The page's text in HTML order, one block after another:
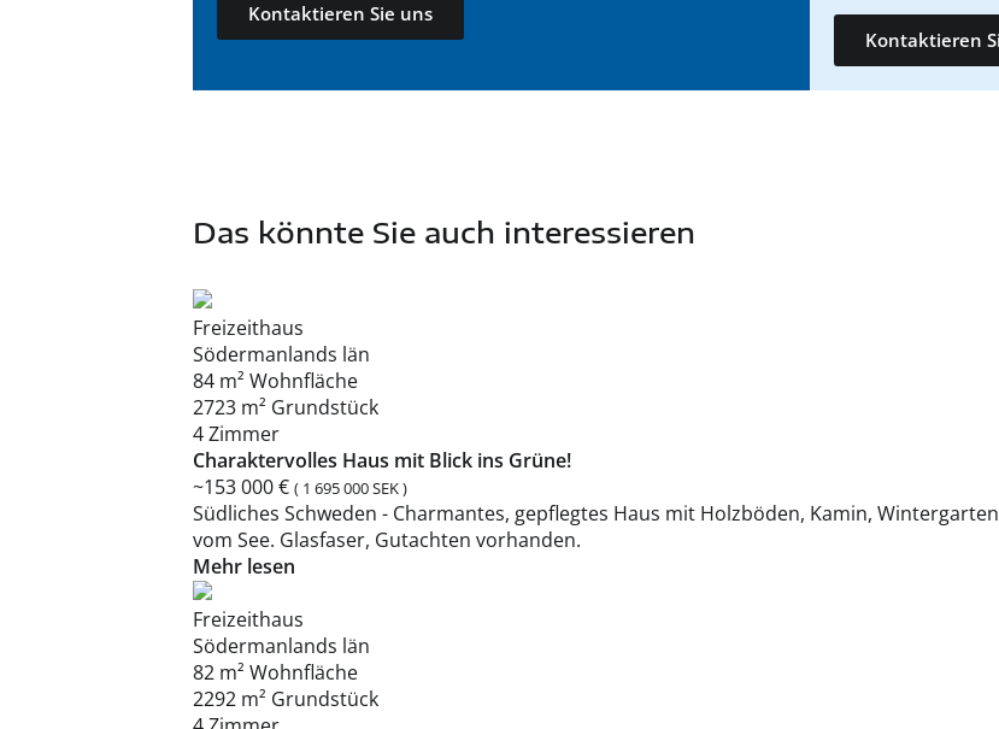
Kontaktieren Sie uns
Kontaktieren
Das könnte Sie auch interessieren
Freizeithaus
Södermanlands län
84 m² Wohnfläche
2723 m² Grundstück
4 Zimmer
Charaktervolles Haus mit Blick ins Grüne!
~153 000 € ( 1 695 000 SEK )
Südliches Schweden - Charmantes, gepflegtes Haus mit Holzböden, Kamin,
vom See. Glasfaser, Gutachten vorhanden.
Mehr lesen
Freizeithaus
Södermanlands län
82 m² Wohnfläche
2292 m² Grundstück